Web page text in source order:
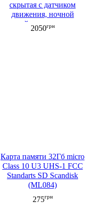
cкрытая с датчиком
движения, ночной
съемкой, аккумулятором
(ML051)
2050грн
Карта памяти 32Гб micro
Class 10 U3 UHS-1 FCC
Standarts SD Scandisk
(ML084)
275грн